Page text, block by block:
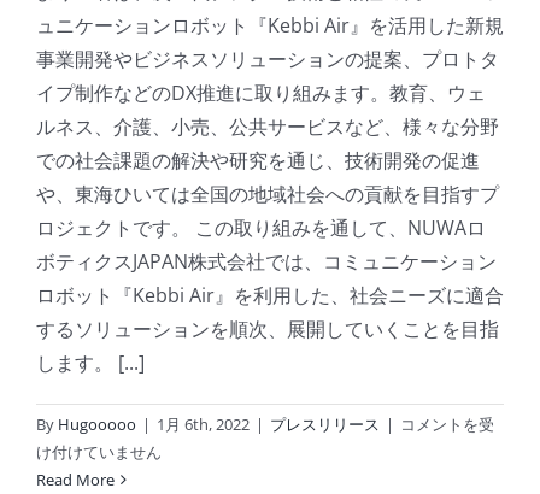
ュニケーションロボット『Kebbi Air』を活用した新規
事業開発やビジネスソリューションの提案、プロトタ
イプ制作などのDX推進に取り組みます。教育、ウェ
ルネス、介護、小売、公共サービスなど、様々な分野
での社会課題の解決や研究を通じ、技術開発の促進
や、東海ひいては全国の地域社会への貢献を目指すプ
ロジェクトです。 この取り組みを通して、NUWAロ
ボティクスJAPAN株式会社では、コミュニケーション
ロボット『Kebbi Air』を利用した、社会ニーズに適合
するソリューションを順次、展開していくことを目指
します。 [...]
By Hugooooo | 1月 6th, 2022 | プレスリリース | Kebbi
コメントを受
け付けていません
Read More